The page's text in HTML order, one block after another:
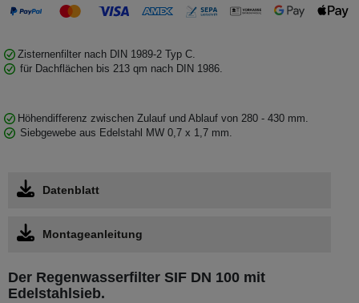
Zisternenfilter nach DIN 1989-2 Typ C.
für Dachflächen bis 213 qm nach DIN 1986.
Höhendifferenz zwischen Zulauf und Ablauf von 280 - 430 mm.
Siebgewebe aus Edelstahl MW 0,7 x 1,7 mm.
Datenblatt
Montageanleitung
Der Regenwasserfilter SIF DN 100 mit
Edelstahlsieb.